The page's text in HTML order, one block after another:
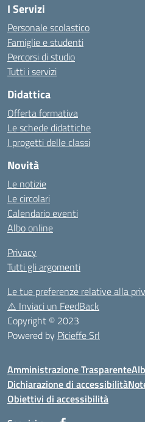
I Servizi
Personale scolastico
Famiglie e studenti
Percorsi di studio
Tutti i servizi
Didattica
Offerta formativa
Le schede didattiche
I progetti delle classi
Novità
Le notizie
Le circolari
Calendario eventi
Albo online
Privacy
Tutti gli argomenti
Le tue preferenze relative alla
⚠️ Inviaci un FeedBack
Copyright © 2023
Powered by Picieffe Srl
Amministrazione Trasparente
Dichiarazione di accessibilità
Obiettivi di accessibilità